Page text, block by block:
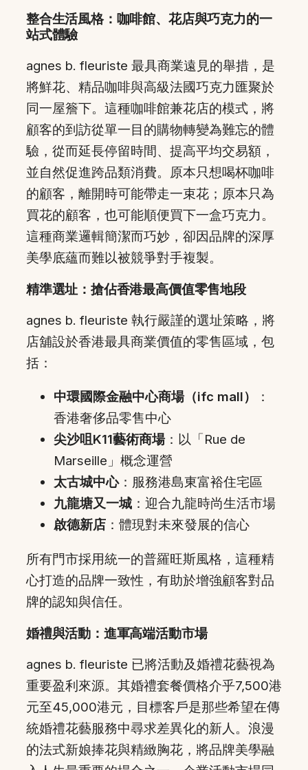
整合生活風格：咖啡館、花店與巧克力的一
站式體驗
agnes b. fleuriste 最具商業遠見的舉措，是
將鮮花、精品咖啡與高級法國巧克力匯聚於
同一屋簷下。這種咖啡館兼花店的模式，將
顧客的到訪從單一目的購物轉變為難忘的體
驗，從而延長停留時間、提高平均交易額，
並自然促進跨品類消費。原本只想喝杯咖啡
的顧客，離開時可能帶走一束花；原本只為
買花的顧客，也可能順便買下一盒巧克力。
這種商業邏輯簡潔而巧妙，卻因品牌的深厚
美學底蘊而難以被競爭對手複製。
精準選址：搶佔香港最高價值零售地段
agnes b. fleuriste 執行嚴謹的選址策略，將
店舖設於香港最具商業價值的零售區域，包
括：
中環國際金融中心商場（ifc mall）
：
香港奢侈品零售中心
尖沙咀K11藝術商場：以「Rue de
Marseille」概念運營
太古城中心：服務港島東富裕住宅區
九龍塘又一城 ：迎合九龍時尚生活市場
啟德新店 ：體現對未來發展的信心
所有門市採用統一的普羅旺斯風格，這種精
心打造的品牌一致性，有助於增強顧客對品
牌的認知與信任。
婚禮與活動：進軍高端活動市場
agnes b. fleuriste 已將活動及婚禮花藝視為
重要盈利來源。其婚禮套餐價格介乎7,500港
元至45,000港元，目標客戶是那些希望在傳
統婚禮花藝服務中尋求差異化的新人。浪漫
的法式新娘捧花與精緻胸花，將品牌美學融